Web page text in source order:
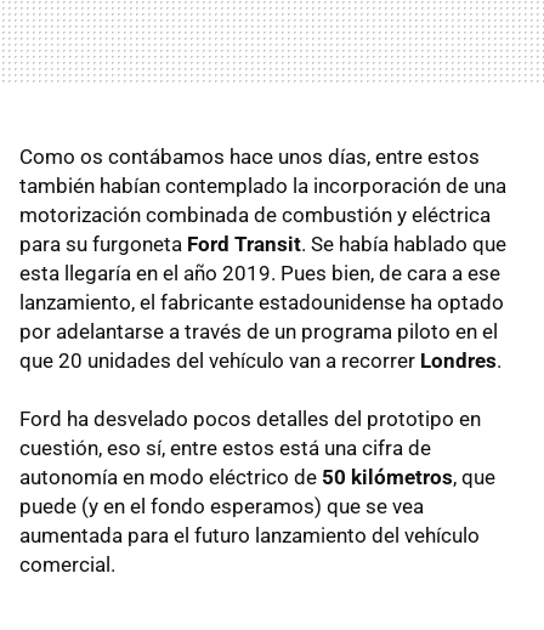
Como os contábamos hace unos días, entre estos
también habían contemplado la incorporación de una
motorización combinada de combustión y eléctrica
para su furgoneta Ford Transit. Se había hablado que
esta llegaría en el año 2019. Pues bien, de cara a ese
lanzamiento, el fabricante estadounidense ha optado
por adelantarse a través de un programa piloto en el
que 20 unidades del vehículo van a recorrer Londres.
Ford ha desvelado pocos detalles del prototipo en
cuestión, eso sí, entre estos está una cifra de
autonomía en modo eléctrico de 50 kilómetros, que
puede (y en el fondo esperamos) que se vea
aumentada para el futuro lanzamiento del vehículo
comercial.